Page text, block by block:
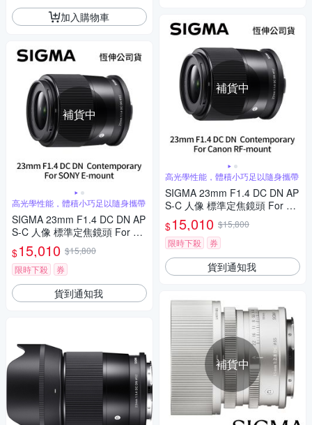
加入購物車
補貨中
高光學性能，體積小巧足以隨身攜帶
SIGMA 23mm F1.4 DC DN AP
S-C 人像 標準定焦鏡頭 For SO
NY E-mount (公司貨)
$15,010 $15,800
限時下殺
券
貨到通知我
補貨中
高光學性能，體積小巧足以隨身攜帶
SIGMA 23mm F1.4 DC DN AP
S-C 人像 標準定焦鏡頭 For Ca
non RF-mount (公司貨)
$15,010 $15,800
限時下殺
券
貨到通知我
補貨中